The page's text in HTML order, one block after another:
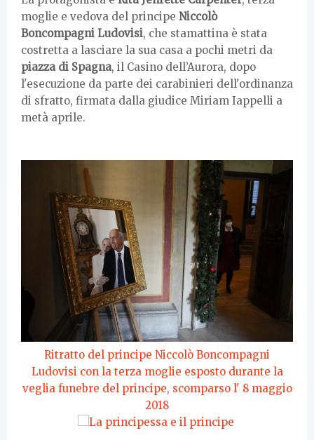
moglie e vedova del principe Niccolò
Boncompagni Ludovisi, che stamattina è stata
costretta a lasciare la sua casa a pochi metri da
piazza di Spagna, il Casino dell’Aurora, dopo
l'esecuzione da parte dei carabinieri dell'ordinanza
di sfratto, firmata dalla giudice Miriam Iappelli a
metà aprile.
Ritratto del principe Niccolò Boncompagni
Ludovisi con la terza moglie esposto durante la
veglia funebre del principe, scomparso l' 8 maggio
2018
La principessa e il principe